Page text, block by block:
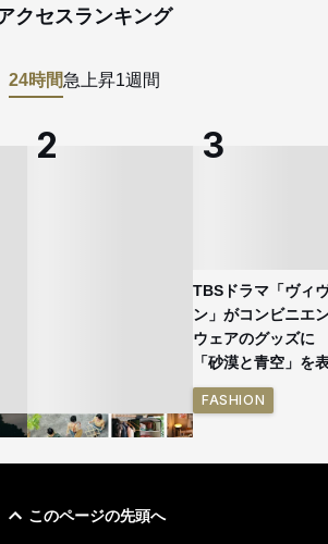
クセスランキング
24時間急上昇1週間
TBSドラマ「ヴィ
ン」がコンビニエ
ウェアのグッズ
「砂漠と青空」を
FASHION
このページの先頭へ